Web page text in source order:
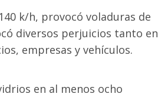
k/h, provocó voladuras de
diversos perjuicios tanto en
empresas y vehículos.
en al menos ocho